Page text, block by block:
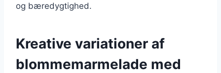
og bæredygtighed.
Kreative variationer af
blommemarmelade med